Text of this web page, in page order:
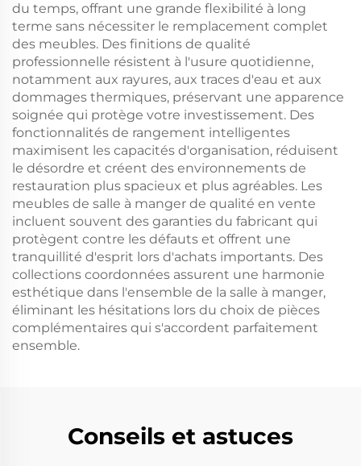
du temps, offrant une grande flexibilité à long
terme sans nécessiter le remplacement complet
des meubles. Des finitions de qualité
professionnelle résistent à l'usure quotidienne,
notamment aux rayures, aux traces d'eau et aux
dommages thermiques, préservant une apparence
soignée qui protège votre investissement. Des
fonctionnalités de rangement intelligentes
maximisent les capacités d'organisation, réduisent
le désordre et créent des environnements de
restauration plus spacieux et plus agréables. Les
meubles de salle à manger de qualité en vente
incluent souvent des garanties du fabricant qui
protègent contre les défauts et offrent une
tranquillité d'esprit lors d'achats importants. Des
collections coordonnées assurent une harmonie
esthétique dans l'ensemble de la salle à manger,
éliminant les hésitations lors du choix de pièces
complémentaires qui s'accordent parfaitement
ensemble.
Conseils et astuces